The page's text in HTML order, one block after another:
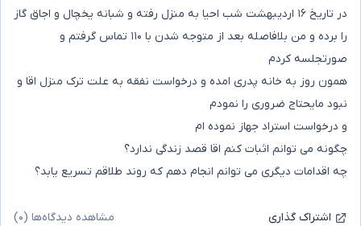
در تاریخ ۱۶ اردیبهشت شب احیا به منزل رفته و شبانه یخچال و اجاق گاز
را برده و من بلافاصله بعد از متوجه شدن با ۱۱۰ تماس گرفتم و
صورتجلسه کردم
همون روز به خانه پدری امده و درخواست نفقه به علت ترک منزل اقا و
نبود مایحتاج ضروری را نمودم
و درخواست استراد جهاز نموده ام
چگونه می توانم اثبات کنم اقا قصد زندگی ندارد؟
چه اقدامات دیگری می توانم انجام دهم که روند طلاقم تسریع یابد؟
اشتراک گذاری مشاهده دیدگاه‌ها (۰)